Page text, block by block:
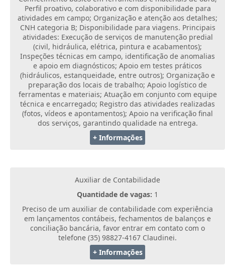
Perfil proativo, colaborativo e com disponibilidade para
atividades em campo; Organização e atenção aos detalhes;
CNH categoria B; Disponibilidade para viagens. Principais
atividades: Execução de serviços de manutenção predial
(civil, hidráulica, elétrica, pintura e acabamentos);
Inspeções técnicas em campo, identificação de anomalias
e apoio em diagnósticos; Apoio em testes práticos
(hidráulicos, estanqueidade, entre outros); Organização e
preparação dos locais de trabalho; Apoio logístico de
ferramentas e materiais; Atuação em conjunto com equipe
técnica e encarregado; Registro das atividades realizadas
(fotos, vídeos e apontamentos); Apoio na verificação final
dos serviços, garantindo qualidade na entrega.
+ Informações
Auxiliar de Contabilidade
Quantidade de vagas: 1
Preciso de um auxiliar de contabilidade com experiência
em lançamentos contábeis, fechamentos de balanços e
conciliação bancária, favor entrar em contato com o
telefone (35) 98827-4167 Claudinei.
+ Informações